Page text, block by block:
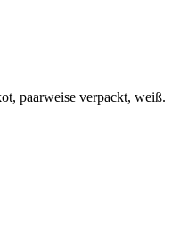
paarweise verpackt, weiß.